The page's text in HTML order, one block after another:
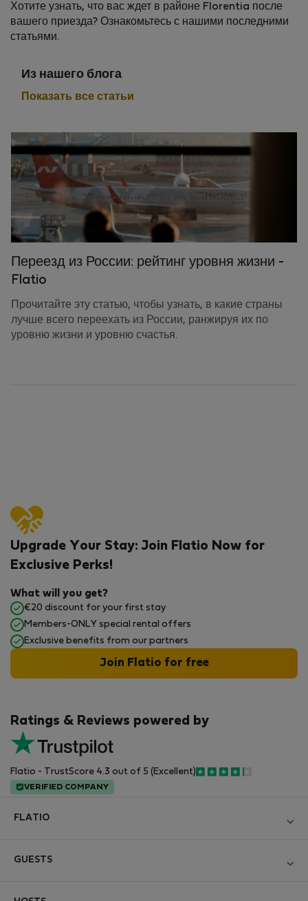
Хотите узнать, что вас ждет в районе Florentia после
вашего приезда? Ознакомьтесь с нашими последними
статьями.
Из нашего блога
Показать все статьи
Переезд из России: рейтинг уровня жизни -
Flatio
Прочитайте эту статью, чтобы узнать, в какие страны
лучше всего переехать из России, ранжируя их по
уровню жизни и уровню счастья.
Ratings & Reviews powered by
Flatio - TrustScore 4.3 out of 5 (Excellent)
VERIFIED COMPANY
Upgrade Your Stay: Join Flatio Now for
Exclusive Perks!
What will you get?
€20 discount for your first stay
Members-ONLY special rental offers
Exclusive benefits from our partners
Join Flatio for free
FLATIO
GUESTS